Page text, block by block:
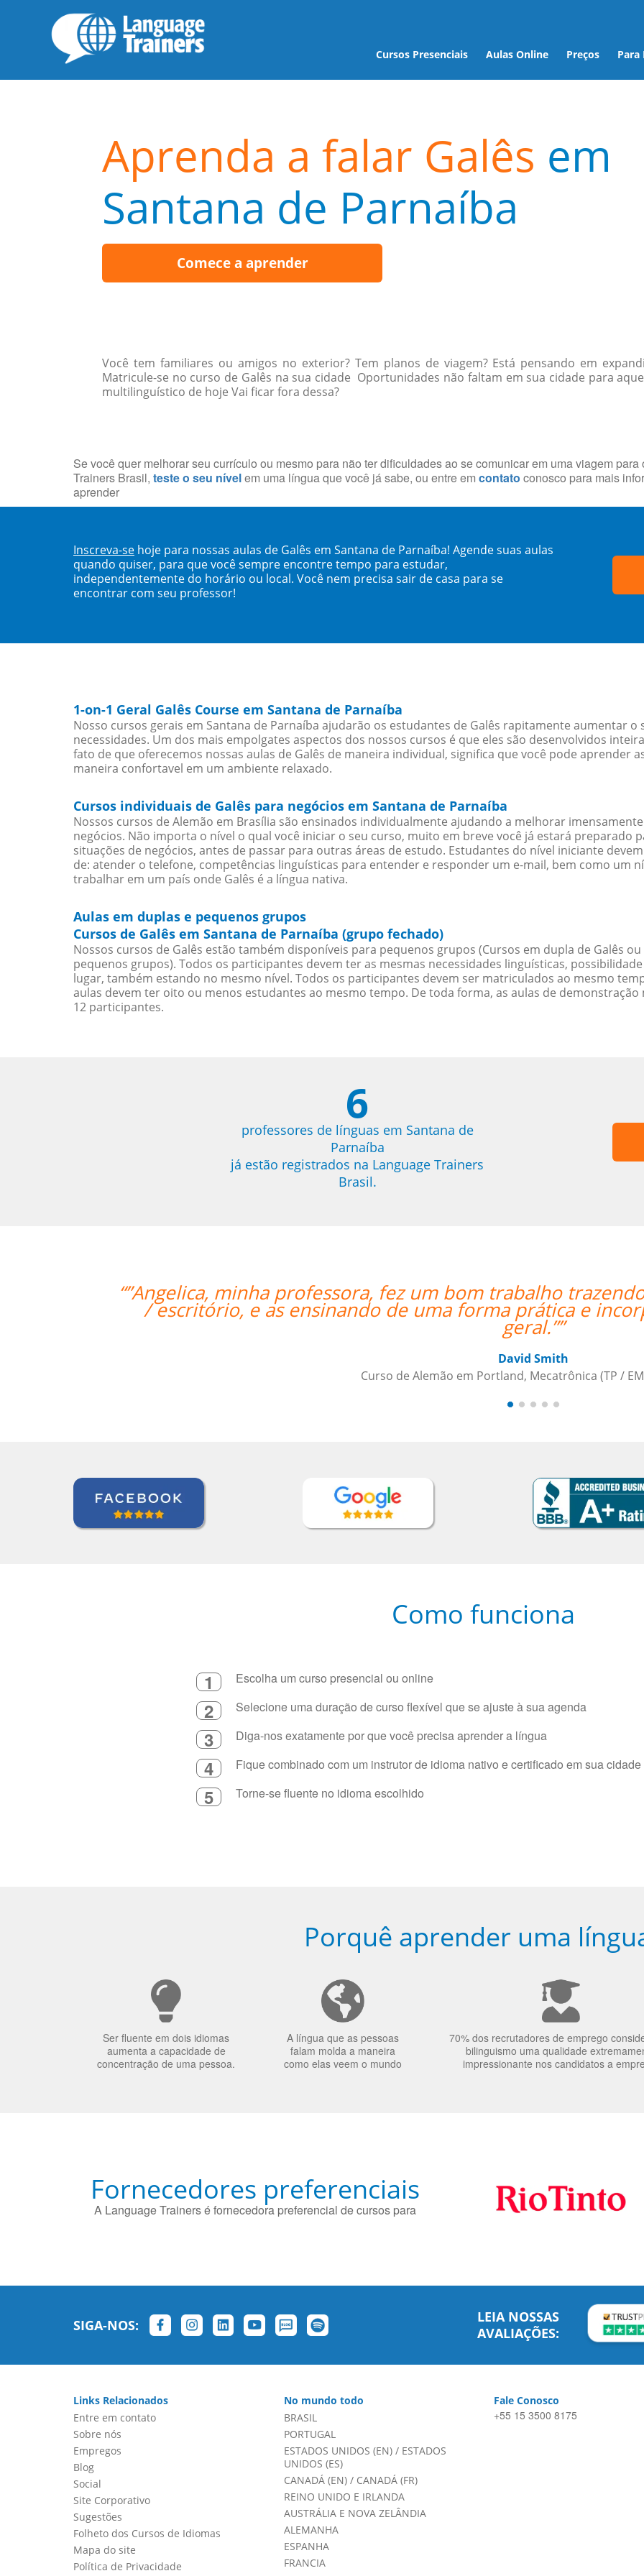
Cursos Presenciais Aulas Online Preços Para
Aprenda a falar Galês em
Santana de Parnaíba
Comece a aprender
Você tem familiares ou amigos no exterior? Tem planos de viagem? Está pensando em
Matricule-se no curso de Galês na sua cidade Oportunidades não faltam em sua cidade para
multilinguístico de hoje Vai ficar fora dessa?
Se você quer melhorar seu currículo ou mesmo para não ter dificuldades ao se comunicar em uma viagem
Trainers Brasil, teste o seu nívelem uma língua que você já sabe, ou entre em contato conosco para mais
aprender
Inscreva-se hoje para nossas aulas de Galês em Santana de Parnaíba! Agende suas aulas
quando quiser, para que você sempre encontre tempo para estudar,
independentemente do horário ou local. Você nem precisa sair de casa para se
encontrar com seu professor!
1-on-1 Geral Galês Course em Santana de Parnaíba
Nosso cursos gerais em Santana de Parnaíba ajudarão os estudantes de Galês rapitamente aumentar o
necessidades. Um dos mais empolgates aspectos dos nossos cursos é que eles são desenvolvidos
fato de que oferecemos nossas aulas de Galês de maneira individual, significa que você pode aprender
maneira confortavel em um ambiente relaxado.
Cursos individuais de Galês para negócios em Santana de Parnaíba
Nossos cursos de Alemão em Brasília são ensinados individualmente ajudando a melhorar
negócios. Não importa o nível o qual você iniciar o seu curso, muito em breve você já estará preparado
situações de negócios, antes de passar para outras áreas de estudo. Estudantes do nível iniciante
de: atender o telefone, competências linguísticas para entender e responder um e-mail, bem como um
trabalhar em um país onde Galês é a língua nativa.
Aulas em duplas e pequenos grupos
Cursos de Galês em Santana de Parnaíba (grupo fechado)
Nossos cursos de Galês estão também disponíveis para pequenos grupos (Cursos em dupla de Galês
pequenos grupos). Todos os participantes devem ter as mesmas necessidades linguísticas,
lugar, também estando no mesmo nível. Todos os participantes devem ser matriculados ao mesmo
aulas devem ter oito ou menos estudantes ao mesmo tempo. De toda forma, as aulas de
12 participantes.
6
professores de línguas em Santana de
Parnaíba
já estão registrados na Language Trainers
Brasil.
fez um bom trabalho trazendo termos relacionados aos negócios
de uma forma prática e incorporada com a aprendizagem em
Curso de Alemão em Portland, Mecatrônica (TP / EMD), Daimler
Como funciona
1 Escolha um curso presencial ou online
2 Selecione uma duração de curso flexível que se ajuste à sua agenda
3 Diga-nos exatamente por que você precisa aprender a língua
4 Fique combinado com um instrutor de idioma nativo e certificado em sua
5 Torne-se fluente no idioma escolhido
Porquê aprender uma
Ser fluente em dois idiomas
aumenta a capacidade de
concentração de uma pessoa.
A língua que as pessoas
falam molda a maneira
como elas veem o mundo
70% dos recrutadores de emprego
bilinguismo uma qualidade
impressionante nos candidatos a
Fornecedores preferenciais
A Language Trainers é fornecedora preferencial de cursos para
SIGA-NOS:
LEIA NOSSAS
AVALIAÇÕES:
Links Relacionados
Entre em contato
Sobre nós
Empregos
Blog
Social
Site Corporativo
Sugestões
Folheto dos Cursos de Idiomas
Mapa do site
Política de Privacidade
No mundo todo
BRASIL
PORTUGAL
ESTADOS UNIDOS (EN)/ ESTADOS
UNIDOS (ES)
CANADÁ (EN)/ CANADÁ (FR)
REINO UNIDO E IRLANDA
AUSTRÁLIA E NOVA ZELÂNDIA
ALEMANHA
ESPANHA
FRANCIA
Fale Conosco
+55 15 3500 8175